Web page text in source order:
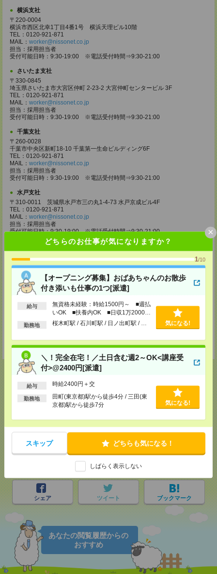
どちらのお仕事が気になりますか？
1/10
【オープニング募集】おばあちゃんのお散歩
付き添いも仕事の1つ[派遣]
給与
無資格未経験：時給1500円～ ■週払
いOK ■扶養内OK ■日収1万2000円
以上
勤務地 桜木町駅 / 石川町駅 / 日ノ出町駅 / … 気になる!
＼！完全在宅！／土日含む週2～OK<講座受
付>@2400円[派遣]
給与 時給2400円＋交
勤務地
田町(東京都)駅から徒歩4分 / 三田(東
京都)駅から徒歩7分
気になる!
スキップ どちらも気になる！
しばらく表示しない
×
横浜支社
〒220-0004
横浜市西区北幸1丁目4番1号 横浜天理ビル10階
TEL：0120-921-871
MAIL： worker@nissonet.co.jp
担当：採用担当者
受付可能日時：9:30-19:00 ※電話受付時間⇒9:30-21:00
さいたま支社
〒330-0845
埼玉県さいたま市大宮区仲町 2-23-2 大宮仲町センタービル 3F
TEL：0120-921-871
MAIL： worker@nissonet.co.jp
担当：採用担当者
受付可能日時：9:30-19:00 ※電話受付時間⇒9:30-21:00
千葉支社
〒260-0028
千葉市中央区新町18-10 千葉第一生命ビルディング6F
TEL：0120-921-871
MAIL： worker@nissonet.co.jp
担当：採用担当者
受付可能日時：9:30-19:00 ※電話受付時間⇒9:30-21:00
水戸支社
〒310-0011 茨城県水戸市三の丸1-4-73 水戸京成ビル4F
TEL：0120-921-871
MAIL： worker@nissonet.co.jp
担当：採用担当者
受付可能日時：9:30-19:00 ※電話受付時間⇒9:30-21:00
宇都宮支社
TEL：0120-921-871
MAIL：worker@nissonet.co.jp
担当：採用担当者
受付可能日時：9:30-19:00 ※電話受付時間⇒9:30-21:00
埼玉県さいたま市大宮区仲町2-23-2 大宮仲町センタービル3F（さいたま
TEL：0120-921-871
担当：採用担当者
受付可能日時：9:30-19:00 ※電話受付時間⇒9:30-21:00
応募ページへ
気になる！
LINE
シェア ツイート ブックマーク
あなたの閲覧履歴からの
おすすめ